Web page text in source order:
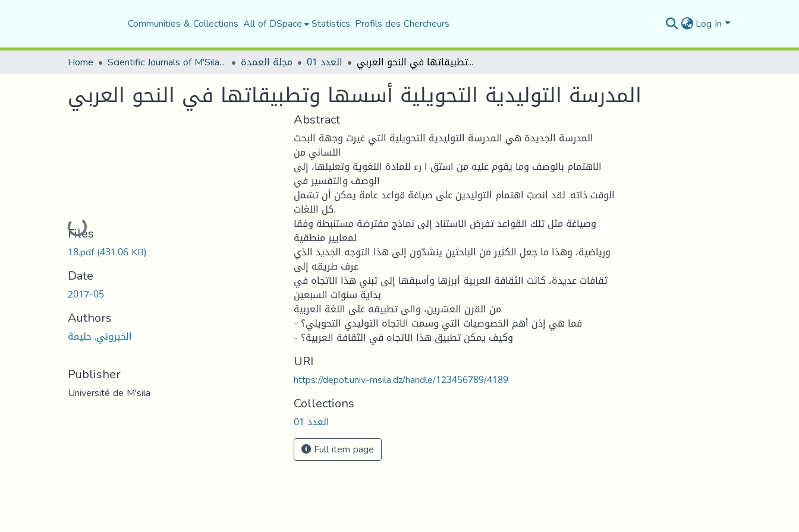
Communities & Collections All of DSpace Statistics Profils des Chercheurs Log In
Home Scientific Journals of M'Sila University مجلة العمدة العدد 01 المدرسة التوليدية التحويلية أسسها وتطبيقاتها في النحو العربي
المدرسة التوليدية التحويلية أسسها وتطبيقاتها في النحو العربي
Loading...
Files
18.pdf(431.06 KB)
Date
2017-05
Authors
الخيروني, حليمة
Publisher
Université de M'sila
Abstract
المدرسة الجديدة هي المدرسة التوليدية التحويلية التي غيرت وجهة البحث
اللساني من
الاهتمام بالوصف وما يقوم عليه من استق ا رء للمادة اللغوية وتعليلها، إلى
الوصف والتفسير في
الوقت ذاته. لقد انصبّ اهتمام التوليدين على صياغة قواعد عامة يمكن أن تشمل
كل اللغات.
وصياغة مثل تلك القواعد تفرض الاستناد إلى نماذج مفترضة مستنبطة وفقا
لمعايير منطقية
ورياضية، وهذا ما جعل الكثير من الباحثين ينشدّون إلى هذا التوجه الجديد الذي
عرف طريقه إلى
ثقافات عديدة، كانت الثقافة العربية أبرزها وأسبقها إلى تبني هذا الاتجاه في
بداية سنوات السبعين
من القرن العشرين، والى تطبيقه على اللغة العربية.
- فما هي إذن أهم الخصوصيات التي وسمت الاتجاه التوليدي التحويلي؟
- وكيف يمكن تطبيق هذا الاتجاه في الثقافة العربية؟
URI
https://depot.univ-msila.dz/handle/123456789/4189
Collections
العدد 01
Full item page